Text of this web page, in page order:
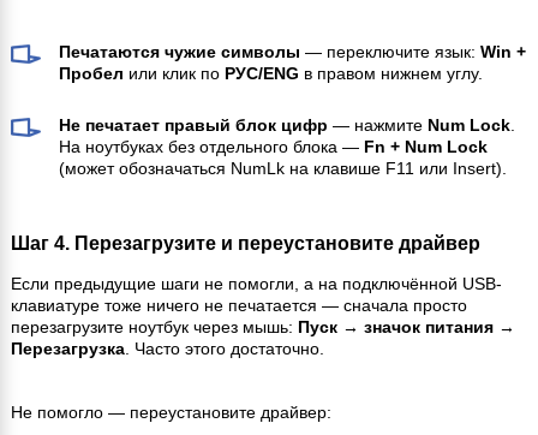
Печатаются чужие символы — переключите язык: Win +
Пробел или клик по РУС/ENG в правом нижнем углу.
Не печатает правый блок цифр — нажмите Num Lock.
На ноутбуках без отдельного блока — Fn + Num Lock
(может обозначаться NumLk на клавише F11 или Insert).
Шаг 4. Перезагрузите и переустановите драйвер
Если предыдущие шаги не помогли, а на подключённой USB-
клавиатуре тоже ничего не печатается — сначала просто
перезагрузите ноутбук через мышь: Пуск → значок питания →
Перезагрузка. Часто этого достаточно.
Не помогло — переустановите драйвер: